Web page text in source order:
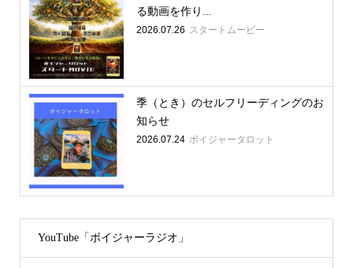
る動画を作り...
2026.07.26 スタートムービー
季（とき）のセルフリーディングのお
知らせ
2026.07.24 ボイジャータロット
YouTube「ボイジャーラジオ」